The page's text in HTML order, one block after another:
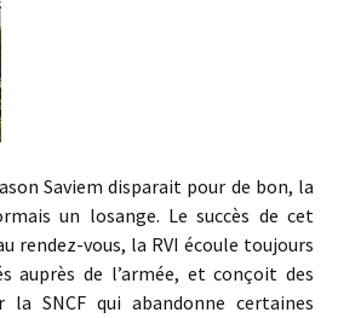
Saviem disparait pour de bon, la
un losange. Le succès de cet
rendez-vous, la RVI écoule toujours
auprès de l’armée, et conçoit des
la SNCF qui abandonne certaines